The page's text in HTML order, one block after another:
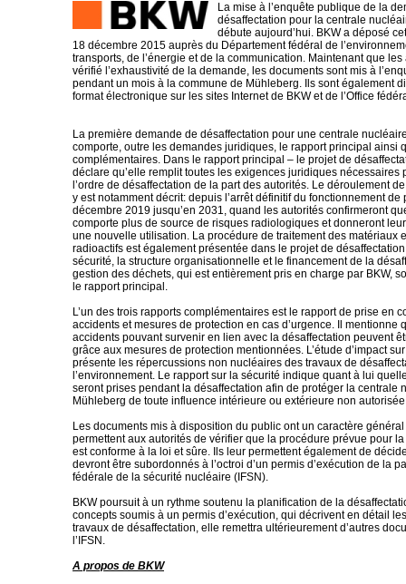
La mise à l’enquête publique de la
désaffectation pour la centrale
débute aujourd’hui. BKW a déposé
18 décembre 2015 auprès du Département fédéral de
transports, de l’énergie et de la communication. Maintenant que les
vérifié l’exhaustivité de la demande, les documents sont mis à
pendant un mois à la commune de Mühleberg. Ils sont également
format électronique sur les sites Internet de BKW et de l’Office
La première demande de désaffectation pour une centrale
comporte, outre les demandes juridiques, le rapport principal ainsi
complémentaires. Dans le rapport principal – le projet de
déclare qu’elle remplit toutes les exigences juridiques nécessaires
l’ordre de désaffectation de la part des autorités. Le déroulement
y est notamment décrit: depuis l’arrêt définitif du fonctionnement de
décembre 2019 jusqu’en 2031, quand les autorités confirmeront
comporte plus de source de risques radiologiques et donneront
une nouvelle utilisation. La procédure de traitement des matériaux
radioactifs est également présentée dans le projet de
sécurité, la structure organisationnelle et le financement de la
gestion des déchets, qui est entièrement pris en charge par BKW,
le rapport principal.
L’un des trois rapports complémentaires est le rapport de prise en
accidents et mesures de protection en cas d’urgence. Il mentionne
accidents pouvant survenir en lien avec la désaffectation peuvent
grâce aux mesures de protection mentionnées. L’étude d’impact
présente les répercussions non nucléaires des travaux de
l’environnement. Le rapport sur la sécurité indique quant à lui
seront prises pendant la désaffectation afin de protéger la centrale
Mühleberg de toute influence intérieure ou extérieure non
Les documents mis à disposition du public ont un caractère
permettent aux autorités de vérifier que la procédure prévue pour
est conforme à la loi et sûre. Ils leur permettent également de
devront être subordonnés à l’octroi d’un permis d’exécution de la
fédérale de la sécurité nucléaire (IFSN).
BKW poursuit à un rythme soutenu la planification de la
concepts soumis à un permis d’exécution, qui décrivent en détail
travaux de désaffectation, elle remettra ultérieurement d’autres
l’IFSN.
A propos de BKW